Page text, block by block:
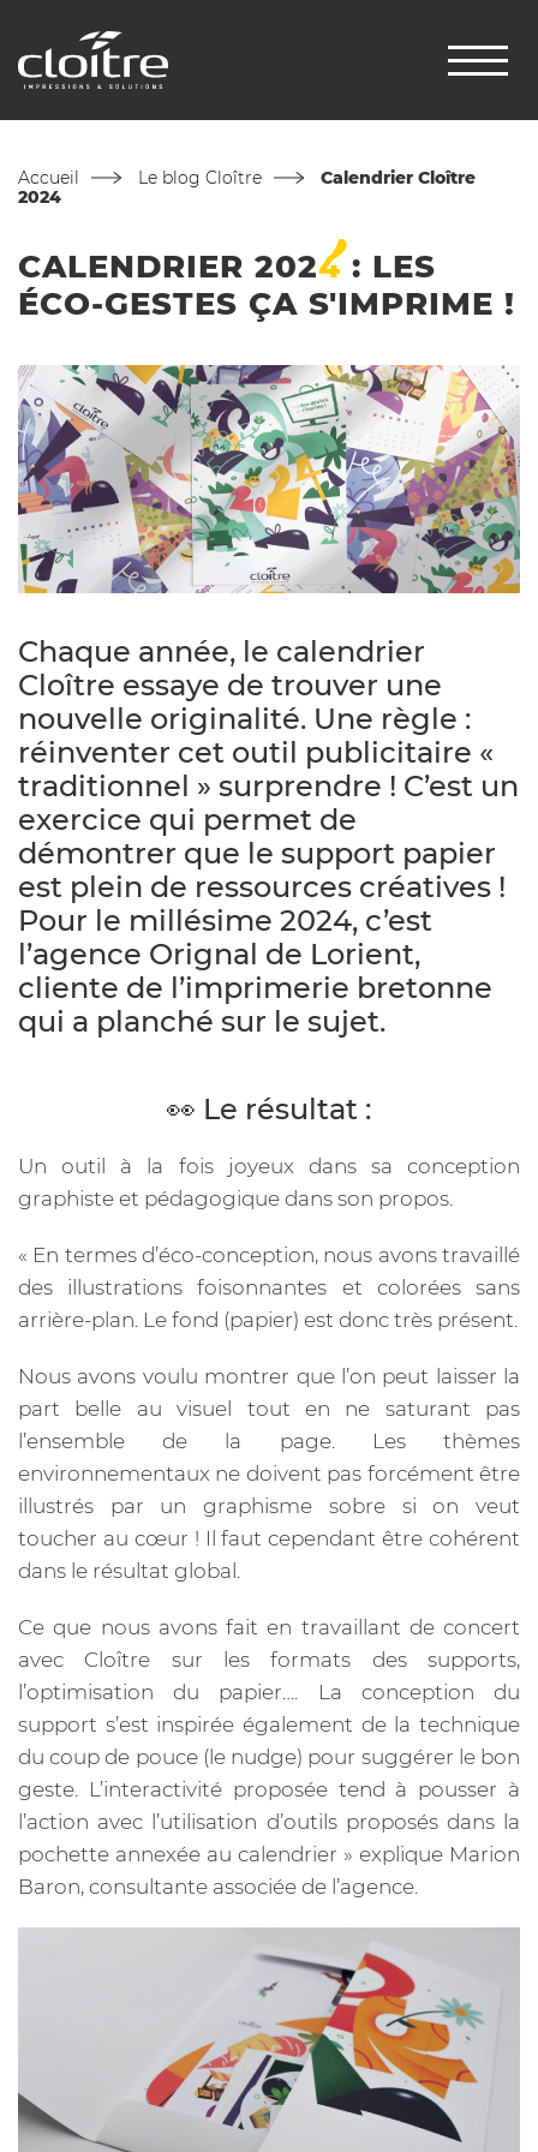
Accueil Le blog Cloître
Calendrier Cloître
2024
CALENDRIER 2024: LES
ÉCO-GESTES ÇA S'IMPRIME !
Chaque année, le calendrier
Cloître essaye de trouver une
nouvelle originalité. Une règle :
réinventer cet outil publicitaire «
traditionnel » surprendre ! C’est un
exercice qui permet de
démontrer que le support papier
est plein de ressources créatives !
Pour le millésime 2024, c’est
l’agence Orignal de Lorient,
cliente de l’imprimerie bretonne
qui a planché sur le sujet.
👀 Le résultat :
Un outil à la fois joyeux dans sa conception
graphiste et pédagogique dans son propos.
« En termes d’éco-conception, nous avons travaillé
des illustrations foisonnantes et colorées sans
arrière-plan. Le fond (papier) est donc très présent.
Nous avons voulu montrer que l’on peut laisser la
part belle au visuel tout en ne saturant pas
l’ensemble de la page. Les thèmes
environnementaux ne doivent pas forcément être
illustrés par un graphisme sobre si on veut
toucher au cœur ! Il faut cependant être cohérent
dans le résultat global.
Ce que nous avons fait en travaillant de concert
avec Cloître sur les formats des supports,
l’optimisation du papier…. La conception du
support s’est inspirée également de la technique
du coup de pouce (le nudge) pour suggérer le bon
geste. L’interactivité proposée tend à pousser à
l’action avec l’utilisation d’outils proposés dans la
pochette annexée au calendrier » explique Marion
Baron, consultante associée de l’agence.